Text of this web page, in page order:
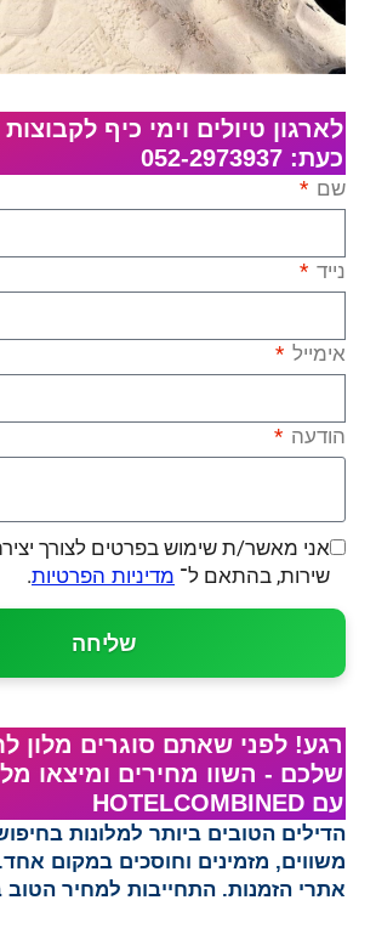
לארגון טיולים וימי כיף
כעת: 052-2973937
שם
נייד
אימייל
הודעה
אני מאשר/ת שימוש בפרטים לצורך
שירות, בהתאם ל־ מדיניות הפרטיות.
שליחה
רגע! לפני שאתם סוגרים מלון
שלכם - השוו מחירים ומיצאו
עם HOTELCOMBINED‏​
הדילים הטובים ביותר למלונות
משווים, מזמינים וחוסכים במקום
אתרי הזמנות. התחייבות למחיר הטוב